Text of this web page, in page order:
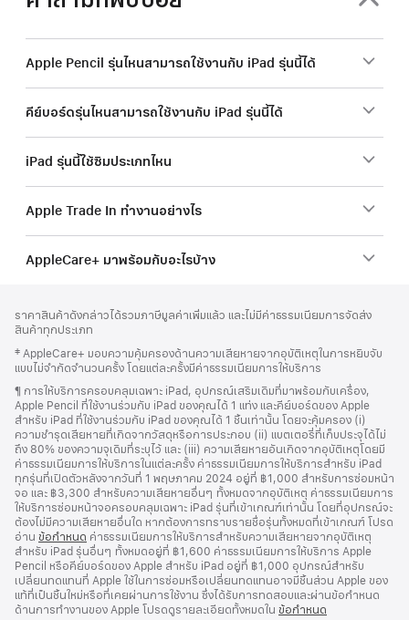
ใช่
หรือ
ไม่
Apple Pencil รุ่นไหนสามารถใช้งานกับ iPad รุ่นนี้ได้
คีย์บอร์ดรุ่นไหนสามารถใช้งานกับ iPad รุ่นนี้ได้
iPad รุ่นนี้ใช้ซิมประเภทไหน
Apple Trade In ทำงานอย่างไร
AppleCare+ มาพร้อมกับอะไรบ้าง
ท้าย
กระดาษ
เชิงอรรถ
ราคาสินค้าดังกล่าวได้รวมภาษีมูลค่าเพิ่มแล้ว และไม่มีค่าธรรมเนียมการจัดส่ง
สินค้าทุกประเภท
เชิงอรรถ
‡ AppleCare+ มอบความคุ้มครองด้านความเสียหายจากอุบัติเหตุในการหยิบจับ
แบบไม่จำกัดจำนวนครั้ง โดยแต่ละครั้งมีค่าธรรมเนียมการให้บริการ
เชิงอรรถ
¶ การให้บริการครอบคลุมเฉพาะ iPad, อุปกรณ์เสริมเดิมที่มาพร้อมกับเครื่อง,
Apple Pencil ที่ใช้งานร่วมกับ iPad ของคุณได้ 1 แท่ง และคีย์บอร์ดของ Apple
สำหรับ iPad ที่ใช้งานร่วมกับ iPad ของคุณได้ 1 ชิ้นเท่านั้น โดยจะคุ้มครอง (i)
ความชำรุดเสียหายที่เกิดจากวัสดุหรือการประกอบ (ii) แบตเตอรี่ที่เก็บประจุได้ไม่
ถึง 80% ของความจุเดิมที่ระบุไว้ และ (iii) ความเสียหายอันเกิดจากอุบัติเหตุโดยมี
ค่าธรรมเนียมการให้บริการในแต่ละครั้ง ค่าธรรมเนียมการให้บริการสำหรับ iPad
ทุกรุ่นที่เปิดตัวหลังจากวันที่ 1 พฤษภาคม 2024 อยู่ที่ ฿1,000 สำหรับการซ่อมหน้า
จอ และ ฿3,300 สำหรับความเสียหายอื่นๆ ทั้งหมดจากอุบัติเหตุ ค่าธรรมเนียมการ
ให้บริการซ่อมหน้าจอครอบคลุมเฉพาะ iPad รุ่นที่เข้าเกณฑ์เท่านั้น โดยที่อุปกรณ์จะ
ต้องไม่มีความเสียหายอื่นใด หากต้องการทราบรายชื่อรุ่นทั้งหมดที่เข้าเกณฑ์ โปรด
อ่าน ข้อกำหนด ค่าธรรมเนียมการให้บริการสำหรับความเสียหายจากอุบัติเหตุ
สำหรับ iPad รุ่นอื่นๆ ทั้งหมดอยู่ที่ ฿1,600 ค่าธรรมเนียมการให้บริการ Apple
Pencil หรือคีย์บอร์ดของ Apple สำหรับ iPad อยู่ที่ ฿1,000 อุปกรณ์สำหรับ
เปลี่ยนทดแทนที่ Apple ใช้ในการซ่อมหรือเปลี่ยนทดแทนอาจมีชิ้นส่วน Apple ของ
แท้ที่เป็นชิ้นใหม่หรือที่เคยผ่านการใช้งาน ซึ่งได้รับการทดสอบและผ่านข้อกำหนด
ด้านการทำงานของ Apple โปรดดูรายละเอียดทั้งหมดใน ข้อกำหนด